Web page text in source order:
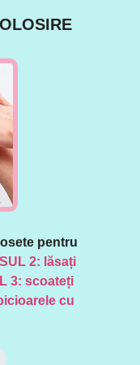
pentru
2: lăsați
3: scoateți
cu